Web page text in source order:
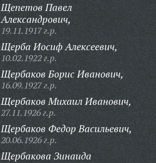
Щепетов Павел
Александрович,
19.11.1917 г.р.
Щерба Иосиф Алексеевич,
10.02.1922 г.р.
Щербаков Борис Иванович,
16.09.1927 г.р.
Щербаков Михаил Иванович,
27.11.1926 г.р.
Щербаков Федор Васильевич,
20.06.1926 г.р.
Щербакова Зинаида